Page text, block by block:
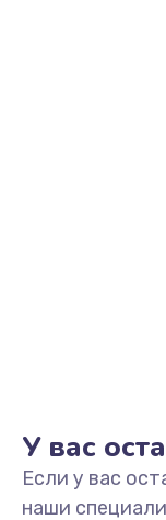
У вас
Если у вас
наши